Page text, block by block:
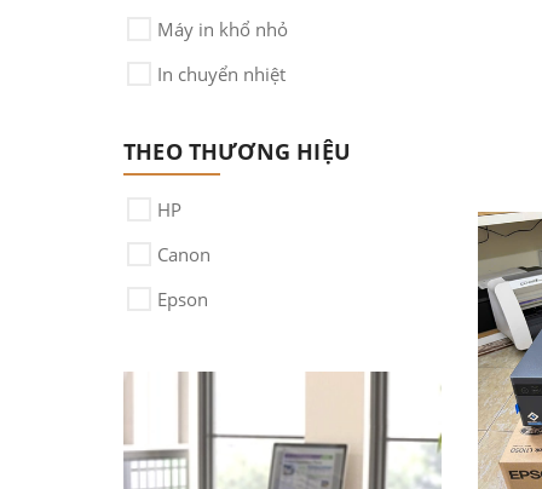
Máy in khổ nhỏ
In chuyển nhiệt
THEO THƯƠNG HIỆU
HP
Canon
Epson